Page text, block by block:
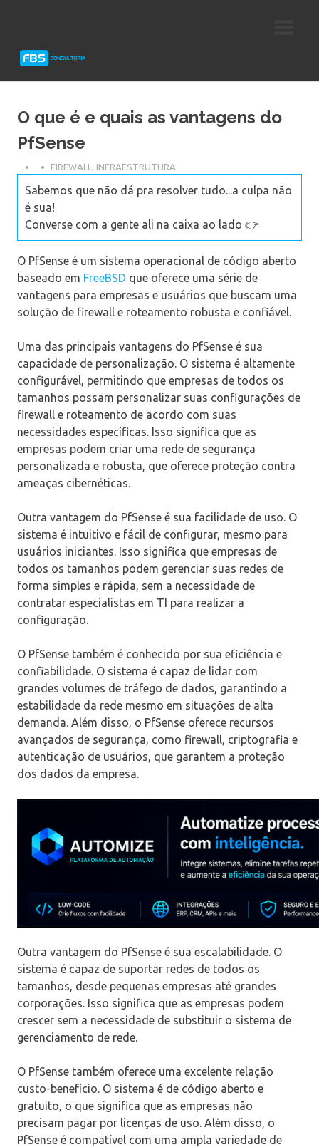
Protheus
O que é e quais as vantagens do
PfSense
FIREWALL , INFRAESTRUTURA
Sabemos que não dá pra resolver tudo...a culpa não
é sua!
Converse com a gente ali na caixa ao lado 👉
O PfSense é um sistema operacional de código aberto
baseado em FreeBSD que oferece uma série de
vantagens para empresas e usuários que buscam uma
solução de firewall e roteamento robusta e confiável.
Uma das principais vantagens do PfSense é sua
capacidade de personalização. O sistema é altamente
configurável, permitindo que empresas de todos os
tamanhos possam personalizar suas configurações de
firewall e roteamento de acordo com suas
necessidades específicas. Isso significa que as
empresas podem criar uma rede de segurança
personalizada e robusta, que oferece proteção contra
ameaças cibernéticas.
Outra vantagem do PfSense é sua facilidade de uso. O
sistema é intuitivo e fácil de configurar, mesmo para
usuários iniciantes. Isso significa que empresas de
todos os tamanhos podem gerenciar suas redes de
forma simples e rápida, sem a necessidade de
contratar especialistas em TI para realizar a
configuração.
O PfSense também é conhecido por sua eficiência e
confiabilidade. O sistema é capaz de lidar com
grandes volumes de tráfego de dados, garantindo a
estabilidade da rede mesmo em situações de alta
demanda. Além disso, o PfSense oferece recursos
avançados de segurança, como firewall, criptografia e
autenticação de usuários, que garantem a proteção
dos dados da empresa.
Outra vantagem do PfSense é sua escalabilidade. O
sistema é capaz de suportar redes de todos os
tamanhos, desde pequenas empresas até grandes
corporações. Isso significa que as empresas podem
crescer sem a necessidade de substituir o sistema de
gerenciamento de rede.
O PfSense também oferece uma excelente relação
custo-benefício. O sistema é de código aberto e
gratuito, o que significa que as empresas não
precisam pagar por licenças de uso. Além disso, o
PfSense é compatível com uma ampla variedade de